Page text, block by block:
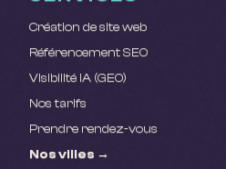
Création de site web
Référencement SEO
Visibilité IA (GEO)
Nos tarifs
Prendre rendez-vous
Nos villes →